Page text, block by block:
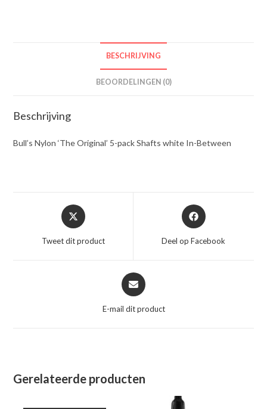
BESCHRIJVING
BEOORDELINGEN (0)
Beschrijving
Bull’s Nylon ‘The Original’ 5-pack Shafts white In-Between
Opent
in
nieuw
Tweet dit product
Opent
in
nieuw
Deel op Facebook
Opent
in
nieuw
E-mail dit product
Gerelateerde producten